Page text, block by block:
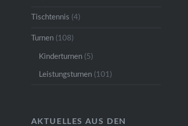
Tischtennis (4)
Turnen(108)
Kinderturnen(5)
Leistungsturnen(101)
AKTUELLES AUS DEN